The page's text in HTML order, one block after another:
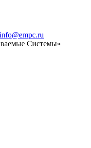
info@empc.ru
Системы»